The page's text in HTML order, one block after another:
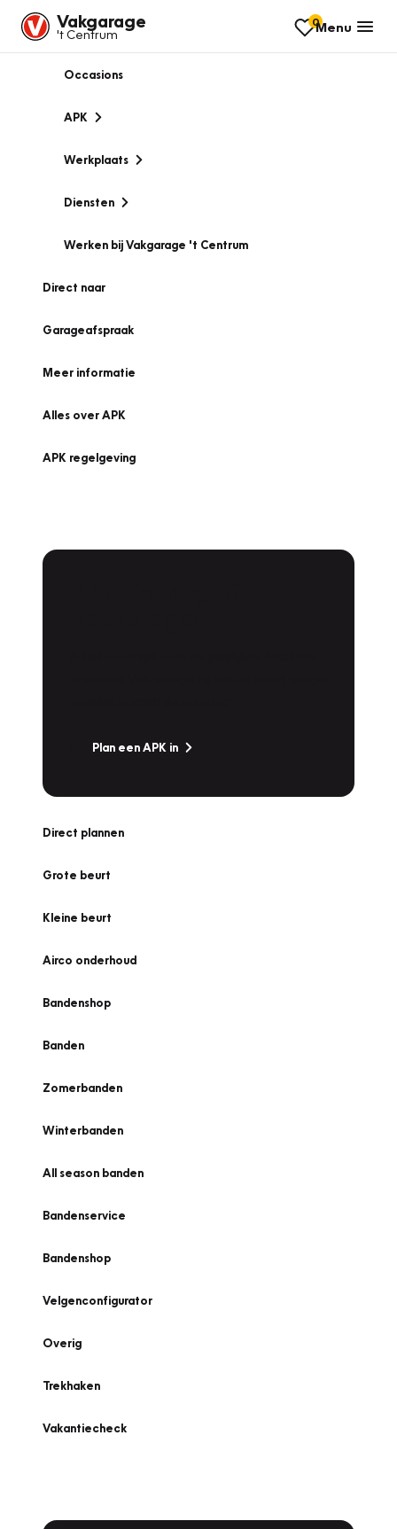
Vakgarage
't Centrum
0Menu
Occasions
APK
Werkplaats
Diensten
Werken bij Vakgarage 't Centrum
Direct naar
Garageafspraak
Meer informatie
Alles over APK
APK regelgeving
Plan een APK in
Direct plannen
Grote beurt
Kleine beurt
Airco onderhoud
Bandenshop
Banden
Zomerbanden
Winterbanden
All season banden
Bandenservice
Bandenshop
Velgenconfigurator
Overig
Trekhaken
Vakantiecheck